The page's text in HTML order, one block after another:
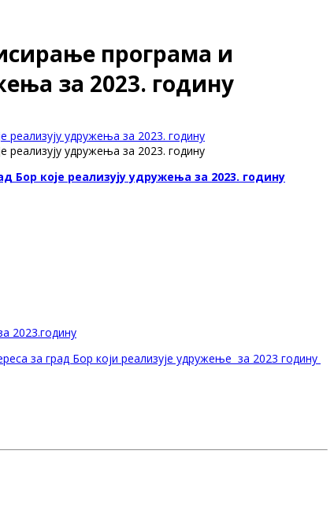
програма и
за 2023. годину
реализују удружења за 2023. годину
реализују удружења за 2023. годину
Бор које реализују удружења за 2023. годину
2023.годину
за град Бор који реализује удружење за 2023 годину